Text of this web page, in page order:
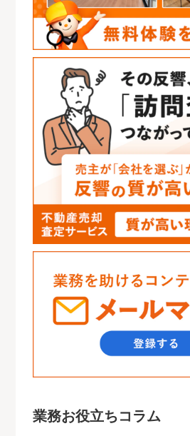
業務お役立ちコラム